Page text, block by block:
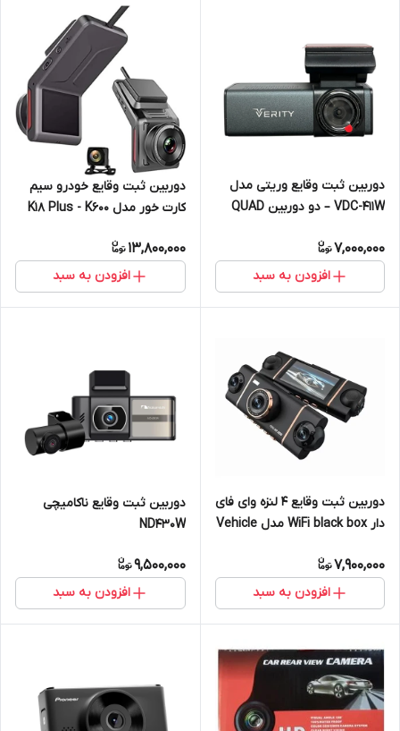
دوربین ثبت وقایع وریتی مدل
VDC-411W – دو دوربین QUAD
7,000,000
افزودن به سبد
دوربین ثبت وقایع خودرو سیم
کارت خور مدل K18 Plus - K600
13,800,000
افزودن به سبد
دوربین ثبت وقایع 4 لنزه وای فای
دار WiFi black box مدل Vehicle
7,900,000
افزودن به سبد
دوربین ثبت وقایع ناکامیچی
ND430W
9,500,000
افزودن به سبد